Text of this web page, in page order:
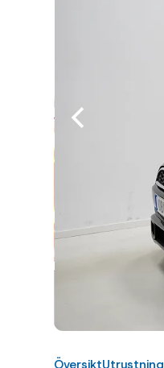
ÖversiktUtrustning